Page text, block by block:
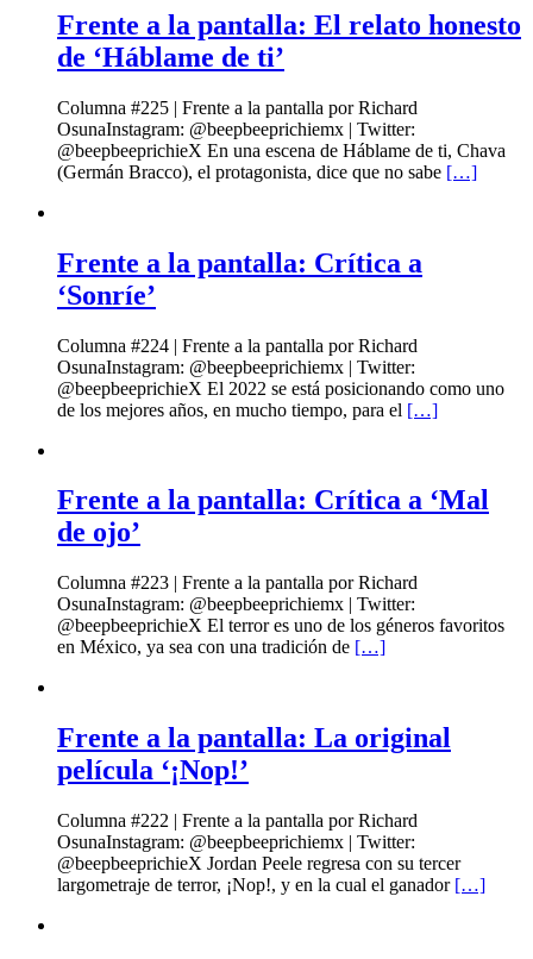
Frente a la pantalla: El relato honesto
de ‘Háblame de ti’
Columna #225 | Frente a la pantalla por Richard
OsunaInstagram: @beepbeeprichiemx | Twitter:
@beepbeeprichieX En una escena de Háblame de ti, Chava
(Germán Bracco), el protagonista, dice que no sabe […]
Frente a la pantalla: Crítica a
‘Sonríe’
Columna #224 | Frente a la pantalla por Richard
OsunaInstagram: @beepbeeprichiemx | Twitter:
@beepbeeprichieX El 2022 se está posicionando como uno
de los mejores años, en mucho tiempo, para el […]
Frente a la pantalla: Crítica a ‘Mal
de ojo’
Columna #223 | Frente a la pantalla por Richard
OsunaInstagram: @beepbeeprichiemx | Twitter:
@beepbeeprichieX El terror es uno de los géneros favoritos
en México, ya sea con una tradición de […]
Frente a la pantalla: La original
película ‘¡Nop!’
Columna #222 | Frente a la pantalla por Richard
OsunaInstagram: @beepbeeprichiemx | Twitter:
@beepbeeprichieX Jordan Peele regresa con su tercer
largometraje de terror, ¡Nop!, y en la cual el ganador […]